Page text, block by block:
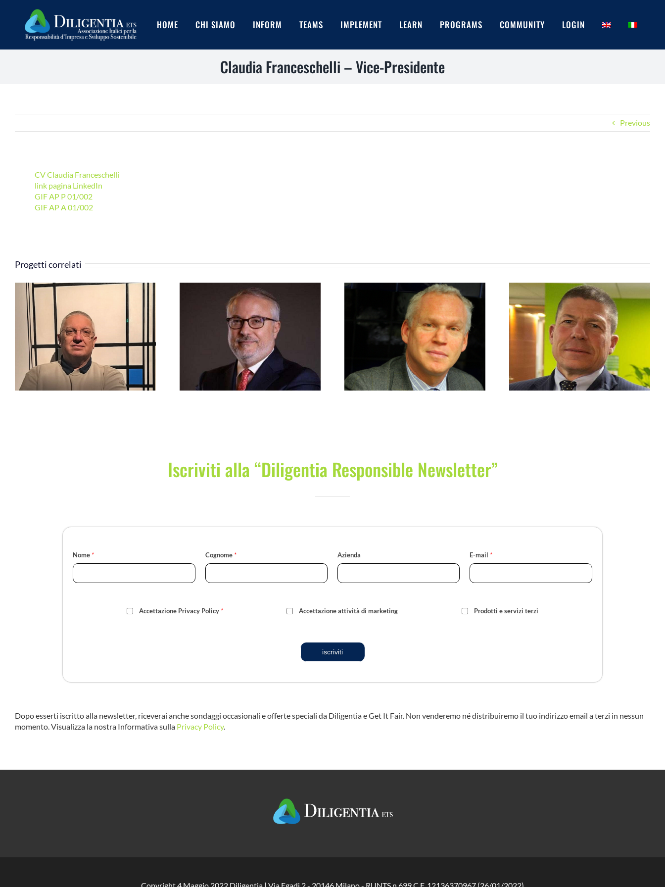
contenuto
HOME CHI SIAMO INFORM TEAMS IMPLEMENT LEARN PROGRAMS COMMUNITY LOGIN
Claudia Franceschelli – Vice-Presidente
Previous
CV Claudia Franceschelli
link pagina LinkedIn
GIF AP P 01/002
GIF AP A 01/002
Progetti correlati
Rosario Zaccà – Vice-Presidente Stefano Modena – Tesoriere Lorenzo Orsenigo – Membro
Iscriviti alla “Diligentia Responsible Newsletter”
Nome * Cognome * Azienda E-mail *
Accettazione Privacy Policy * Accettazione attività di marketing Prodotti e servizi terzi
iscriviti
Dopo esserti iscritto alla newsletter, riceverai anche sondaggi occasionali e offerte speciali da Diligentia e Get It Fair. Non venderemo né distribuiremo il tuo indirizzo email a terzi in nessun
momento. Visualizza la nostra Informativa sulla Privacy Policy.